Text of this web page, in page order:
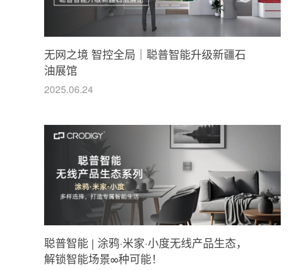
无网之境 智控全局｜聪普智能升级新疆石
油展馆
2025.06.24
聪普智能 | 涂鸦·米家·小度无线产品生态，
解锁智能场景∞种可能！